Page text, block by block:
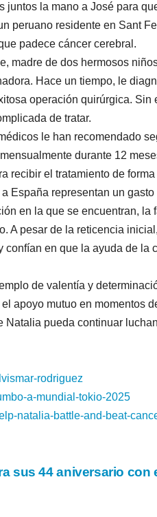
juntos la mano a José para
peruano residente en Sant
padece cáncer cerebral.
madre de dos hermosos
Hace un tiempo, le
operación quirúrgica.
de tratar.
le han recomendado
durante 12
recibir el tratamiento de
España representan un
en la que se encuentran,
A pesar de la reticencia
confían en que la ayuda de
de valentía y
apoyo mutuo en momentos
Natalia pueda continuar
rodriguez
a-mundial-tokio-2025
natalia-battle-and-beat-
sus 44 aniversario con